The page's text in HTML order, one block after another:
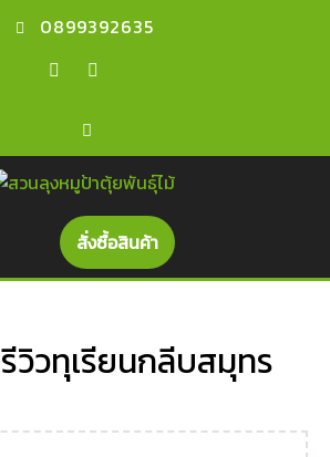
0899392635
สั่งซื้อสินค้า
รีวิวทุเรียนกลีบสมุทร